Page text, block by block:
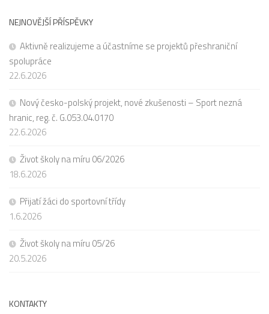
NEJNOVĚJŠÍ PŘÍSPĚVKY
Aktivně realizujeme a účastníme se projektů přeshraniční
spolupráce
22.6.2026
Nový česko-polský projekt, nové zkušenosti – Sport nezná
hranic, reg. č. G.053.04.0170
22.6.2026
Život školy na míru 06/2026
18.6.2026
Přijatí žáci do sportovní třídy
1.6.2026
Život školy na míru 05/26
20.5.2026
KONTAKTY